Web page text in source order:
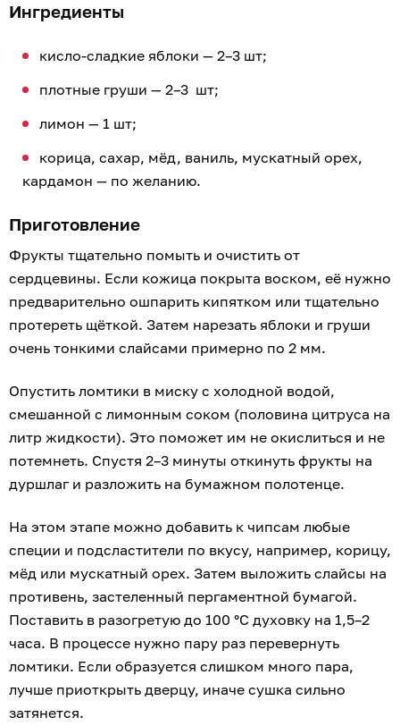
Ингредиенты
кисло-сладкие яблоки — 2–3 шт;
плотные груши — 2–3 шт;
лимон — 1 шт;
корица, сахар, мёд, ваниль, мускатный орех,
кардамон — по желанию.
Приготовление
Фрукты тщательно помыть и очистить от
сердцевины. Если кожица покрыта воском, её нужно
предварительно ошпарить кипятком или тщательно
протереть щёткой. Затем нарезать яблоки и груши
очень тонкими слайсами примерно по 2 мм.
Опустить ломтики в миску с холодной водой,
смешанной с лимонным соком (половина цитруса на
литр жидкости). Это поможет им не окислиться и не
потемнеть. Спустя 2–3 минуты откинуть фрукты на
дуршлаг и разложить на бумажном полотенце.
На этом этапе можно добавить к чипсам любые
специи и подсластители по вкусу, например, корицу,
мёд или мускатный орех. Затем выложить слайсы на
противень, застеленный пергаментной бумагой.
Поставить в разогретую до 100 °С духовку на 1,5–2
часа. В процессе нужно пару раз перевернуть
ломтики. Если образуется слишком много пара,
лучше приоткрыть дверцу, иначе сушка сильно
затянется.